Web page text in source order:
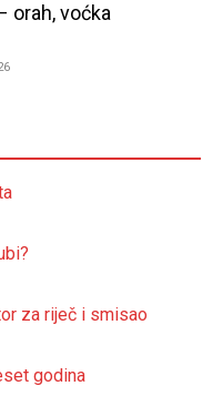
orah, voćka
za riječ i smisao
godina